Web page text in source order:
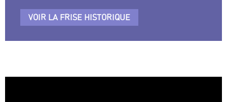
VOIR LA FRISE HISTORIQUE